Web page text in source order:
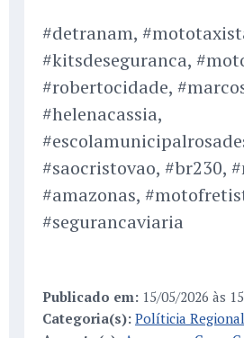
#detranam,
#kitsdeseguranca,
#robertocidade,
#helenacassia,
#saocristovao, #br230,
#amazonas,
#segurancaviaria
Publicado em: 15/05/2026 às
Categoria(s): Políticia Regional